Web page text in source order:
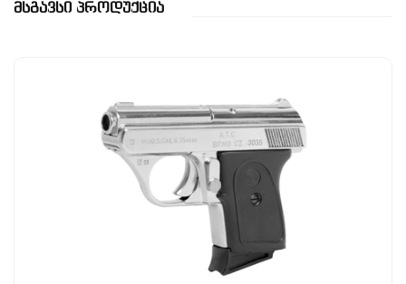
Მსგავსი Პროდუქცია